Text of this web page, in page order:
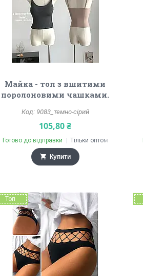
Майка - топ з вшитими
поролоновими чашками.
9083_темно-сірий
105,80 ₴
Готово до відправки Тільки оптом
Купити
Топ